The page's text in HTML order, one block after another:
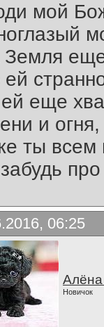
мой
Земля
ей
еще
и огня,
ты всем
06:25
Алёна
Новичок